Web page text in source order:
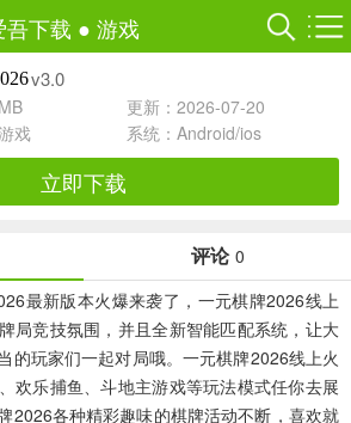
吾下载 ● 游戏
v3.0
更新：2026-07-20
戏 系统：Android/ios
立即下载
评论 0
最新版本火爆来袭了，一元棋牌2026线上
局竞技氛围，并且全新智能匹配系统，让大
的玩家们一起对局哦。一元棋牌2026线上火
欢乐捕鱼、斗地主游戏等玩法模式任你去展
2026各种精彩趣味的棋牌活动不断，喜欢就